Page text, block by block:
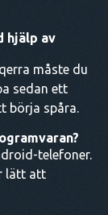
hjälp av
måste du
sedan ett
börja spåra.
telefoner.
lätt att